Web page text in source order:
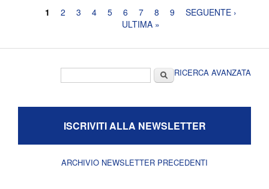
Pagine
1 2 3 4 5 6 7 8 9
SEGUENTE ›
ULTIMA »
CercaRICERCA AVANZATA
ISCRIVITI ALLA NEWSLETTER
ARCHIVIO NEWSLETTER PRECEDENTI